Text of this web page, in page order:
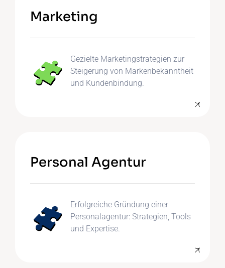
Marketing
Gezielte Marketingstrategien zur
Steigerung von Markenbekanntheit
und Kundenbindung.
Personal Agentur
Erfolgreiche Gründung einer
Personalagentur: Strategien, Tools
und Expertise.